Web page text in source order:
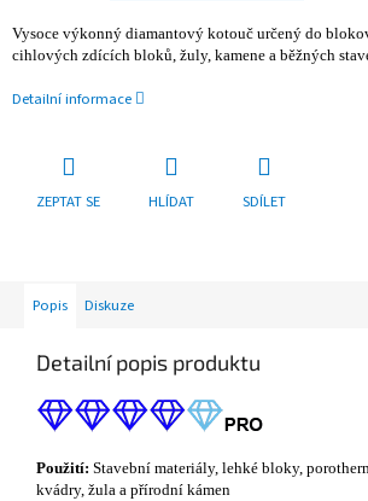
Vysoce výkonný diamantový kotouč určený do
cihlových zdících bloků, žuly, kamene a běžných
Detailní informace
ZEPTAT SE HLÍDAT SDÍLET
Popis Diskuze
Detailní popis produktu
Použití: Stavební materiály, lehké bloky,
kvádry, žula a přírodní kámen